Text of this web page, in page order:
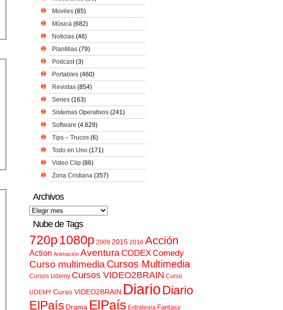
Moviles (85)
Música (682)
Noticias (46)
Plantillas (79)
Podcast(3)
Portables (460)
Revistas (854)
Series (163)
Sistemas Operativos (241)
Software (4.629)
Tips – Trucos (6)
Todo en Uno (171)
Video Clip (86)
Zona Cristiana (357)
Archivos
Nube de Tags
720p 1080p 2009 2015 2016 Acción
Action Animación AventuraCODEXComedy
Curso multimediaCursos Multimedia
Cursos Udemy Cursos VIDEO2BRAIN Curso
UDEMY Curso VIDEO2BRAIN Diario Diario
ElPaís Drama ElPaís Estrategia Fantasy